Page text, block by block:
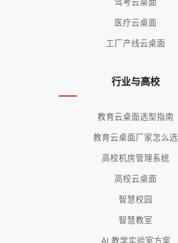
驾考云桌面
医疗云桌面
工厂产线云桌面
行业与高校
教育云桌面选型指南
教育云桌面厂家怎么选
高校机房管理系统
高校云桌面
智慧校园
智慧教室
AI 教学实验室方案